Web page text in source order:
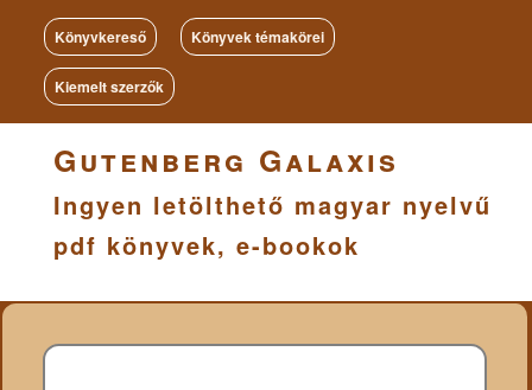
Könyvkereső Könyvek témakörei
Kiemelt szerzők
Gutenberg Galaxis
Ingyen letölthető magyar nyelvű
pdf könyvek, e-bookok